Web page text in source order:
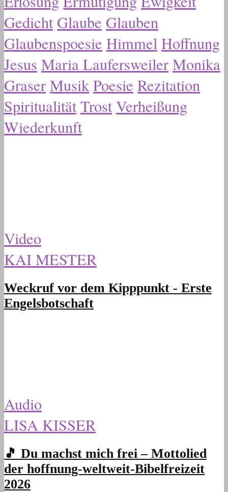
Gedicht Glaube Glauben
Glaubenspoesie HimmelHoffnung
Jesus Maria LaufersweilerMonika
GraserMusikPoesie Rezitation
SpiritualitätTrostVerheißung
Wiederkunft
Video
KAI MESTER
Weckruf vor dem Kipppunkt - Erste
Engelsbotschaft
Audio
LISA KISSER
🎵 Du machst mich frei – Mottolied
der hoffnung-weltweit-Bibelfreizeit
2026